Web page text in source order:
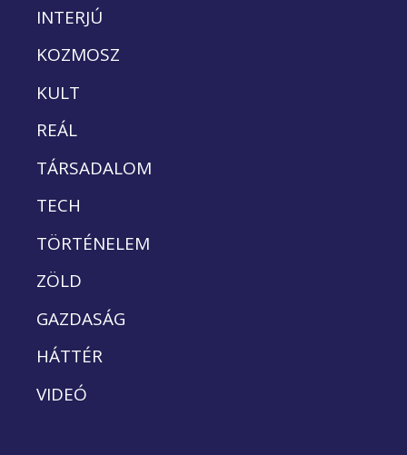
INTERJÚ
KOZMOSZ
KULT
REÁL
TÁRSADALOM
TECH
TÖRTÉNELEM
ZÖLD
GAZDASÁG
HÁTTÉR
VIDEÓ